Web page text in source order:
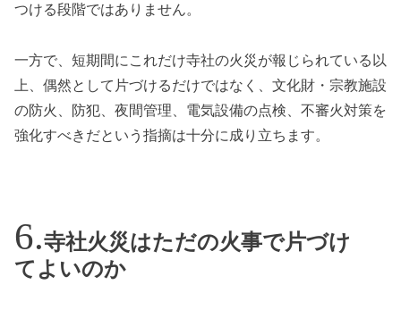
つける段階ではありません。
一方で、短期間にこれだけ寺社の火災が報じられている以
上、偶然として片づけるだけではなく、文化財・宗教施設
の防火、防犯、夜間管理、電気設備の点検、不審火対策を
強化すべきだという指摘は十分に成り立ちます。
寺社火災はただの火事で片づけ
てよいのか